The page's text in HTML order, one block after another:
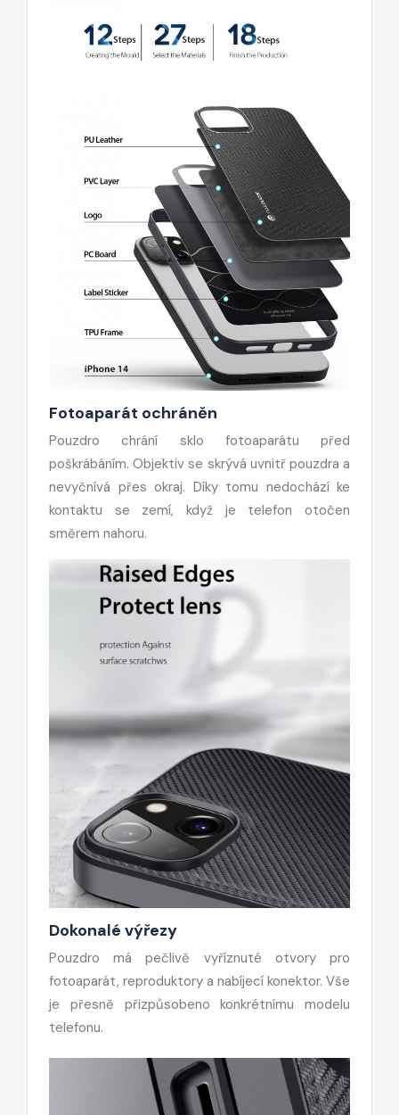
Fotoaparát ochráněn
Pouzdro chrání sklo fotoaparátu před
poškrábáním. Objektiv se skrývá uvnitř pouzdra a
nevyčnívá přes okraj. Díky tomu nedochází ke
kontaktu se zemí, když je telefon otočen
směrem nahoru.
Dokonalé výřezy
Pouzdro má pečlivě vyříznuté otvory pro
fotoaparát, reproduktory a nabíjecí konektor. Vše
je přesně přizpůsobeno konkrétnímu modelu
telefonu.